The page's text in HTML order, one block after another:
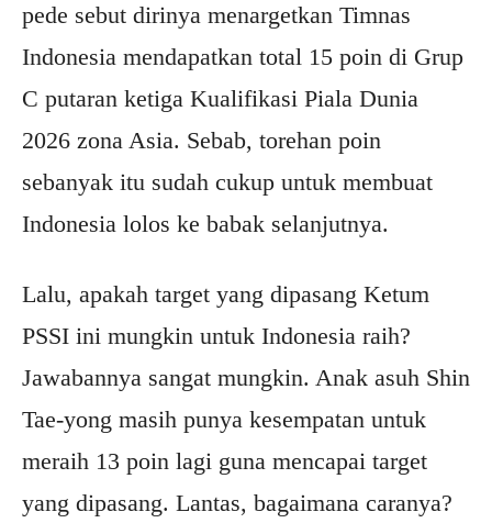
pede sebut dirinya menargetkan Timnas
Indonesia mendapatkan total 15 poin di Grup
C putaran ketiga Kualifikasi Piala Dunia
2026 zona Asia. Sebab, torehan poin
sebanyak itu sudah cukup untuk membuat
Indonesia lolos ke babak selanjutnya.
Lalu, apakah target yang dipasang Ketum
PSSI ini mungkin untuk Indonesia raih?
Jawabannya sangat mungkin. Anak asuh Shin
Tae-yong masih punya kesempatan untuk
meraih 13 poin lagi guna mencapai target
yang dipasang. Lantas, bagaimana caranya?